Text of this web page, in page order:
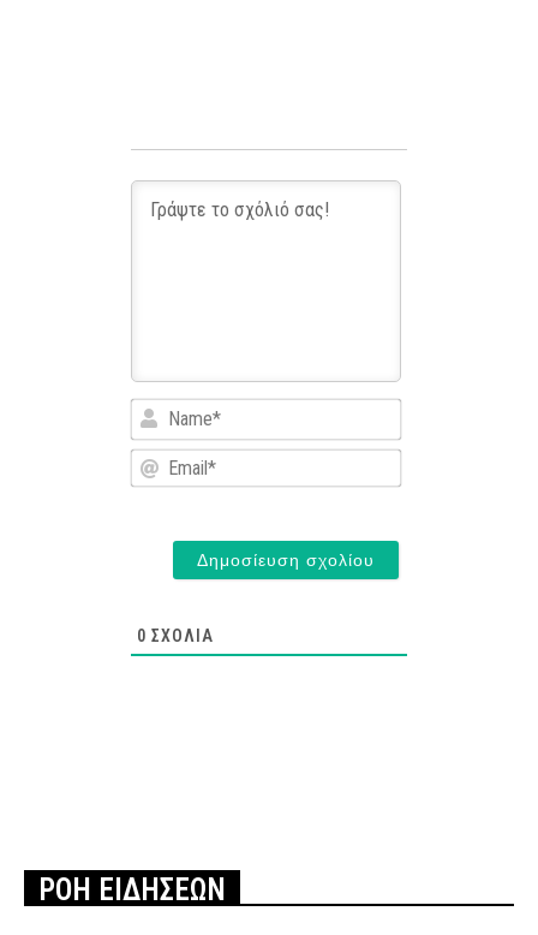
Name*
Email*
0 ΣΧΌΛΙΑ
ΡΟΗ ΕΙΔΗΣΕΩΝ